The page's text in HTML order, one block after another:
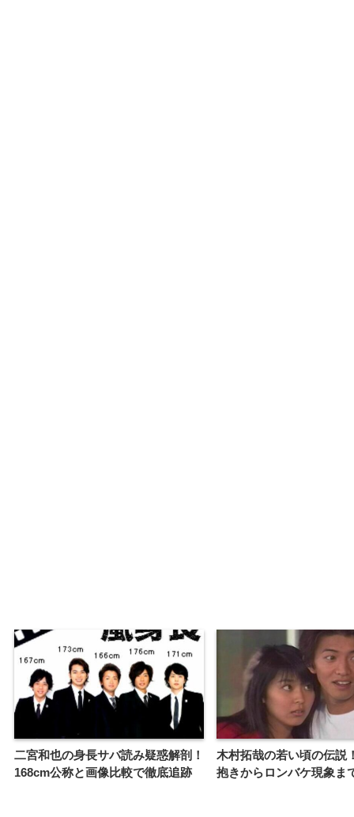
二宮和也の身長サバ読み疑惑解剖！
168cm公称と画像比較で徹底追跡
木村拓哉の若い頃の伝説
抱きからロンバケ現象ま